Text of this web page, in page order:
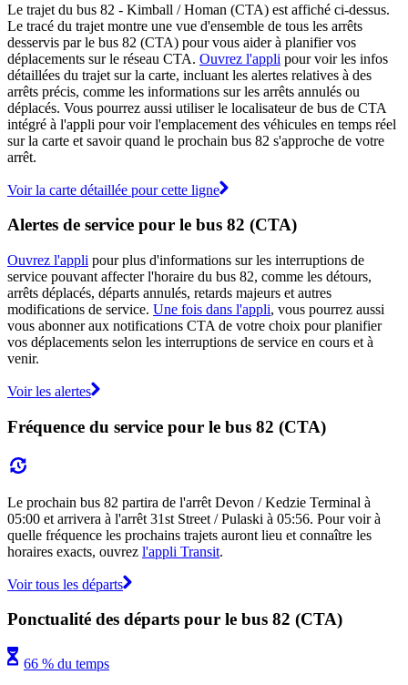
Le trajet du bus 82 - Kimball / Homan (CTA) est affiché ci-dessus.
Le tracé du trajet montre une vue d'ensemble de tous les arrêts
desservis par le bus 82 (CTA) pour vous aider à planifier vos
déplacements sur le réseau CTA. Ouvrez l'appli pour voir les infos
détaillées du trajet sur la carte, incluant les alertes relatives à des
arrêts précis, comme les informations sur les arrêts annulés ou
déplacés. Vous pourrez aussi utiliser le localisateur de bus de CTA
intégré à l'appli pour voir l'emplacement des véhicules en temps réel
sur la carte et savoir quand le prochain bus 82 s'approche de votre
arrêt.
Voir la carte détaillée pour cette ligne
Alertes de service pour le bus 82 (CTA)
Ouvrez l'appli pour plus d'informations sur les interruptions de
service pouvant affecter l'horaire du bus 82, comme les détours,
arrêts déplacés, départs annulés, retards majeurs et autres
modifications de service. Une fois dans l'appli, vous pourrez aussi
vous abonner aux notifications CTA de votre choix pour planifier
vos déplacements selon les interruptions de service en cours et à
venir.
Voir les alertes
Fréquence du service pour le bus 82 (CTA)
Le prochain bus 82 partira de l'arrêt Devon / Kedzie Terminal à
05:00 et arrivera à l'arrêt 31st Street / Pulaski à 05:56. Pour voir à
quelle fréquence les prochains trajets auront lieu et connaître les
horaires exacts, ouvrez l'appli Transit.
Voir tous les départs
Ponctualité des départs pour le bus 82 (CTA)
66 % du temps